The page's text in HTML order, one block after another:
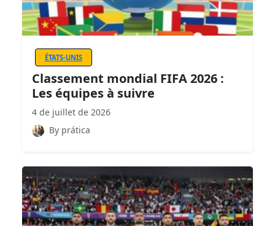
ÉTATS-UNIS
Classement mondial FIFA 2026 :
Les équipes à suivre
4 de juillet de 2026
By prática